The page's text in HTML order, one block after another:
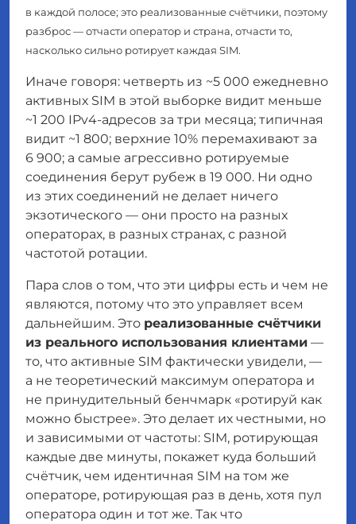
в каждой полосе; это реализованные счётчики, поэтому
разброс — отчасти оператор и страна, отчасти то,
насколько сильно ротирует каждая SIM.
Иначе говоря: четверть из ~5 000 ежедневно
активных SIM в этой выборке видит меньше
~1 200 IPv4-адресов за три месяца; типичная
видит ~1 800; верхние 10% перемахивают за
6 900; а самые агрессивно ротируемые
соединения берут рубеж в 19 000. Ни одно
из этих соединений не делает ничего
экзотического — они просто на разных
операторах, в разных странах, с разной
частотой ротации.
Пара слов о том, что эти цифры есть и чем не
являются, потому что это управляет всем
дальнейшим. Это реализованные счётчики
из реального использования клиентами —
то, что активные SIM фактически увидели, —
а не теоретический максимум оператора и
не принудительный бенчмарк «ротируй как
можно быстрее». Это делает их честными, но
и зависимыми от частоты: SIM, ротирующая
каждые две минуты, покажет куда больший
счётчик, чем идентичная SIM на том же
операторе, ротирующая раз в день, хотя пул
оператора один и тот же. Так что